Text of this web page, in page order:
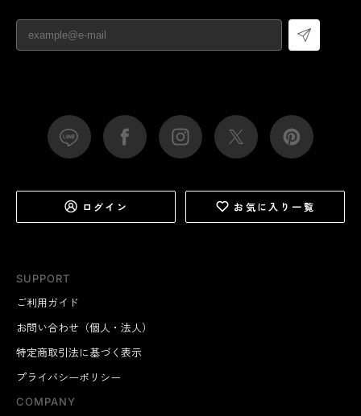
SUPPORT
ご利用ガイド
お問い合わせ（個人・法人）
特定商取引法に基づく表示
プライバシーポリシー
COMPANY
ログイン お気に入り一覧